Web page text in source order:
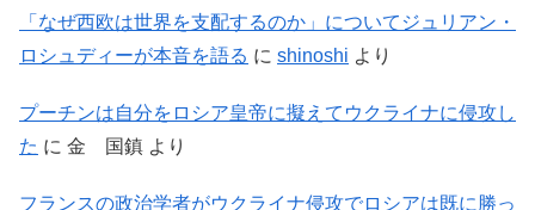
「なぜ西欧は世界を支配するのか」についてジュリアン・
ロシュディーが本音を語る に shinoshi より
プーチンは自分をロシア皇帝に擬えてウクライナに侵攻し
た に 金 国鎮 より
フランスの政治学者がウクライナ侵攻でロシアは既に勝っ